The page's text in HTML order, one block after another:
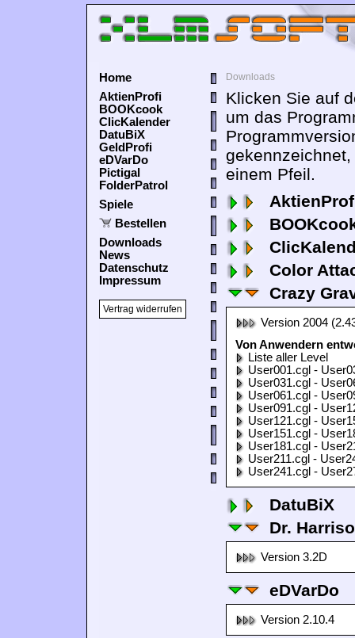
Home
AktienProfi
BOOKcook
ClicKalender
DatuBiX
GeldProfi
eDVarDo
Pictigal
FolderPatrol
Spiele
Bestellen
Downloads
News
Datenschutz
Impressum
Vertrag widerrufen
Downloads
Klicken Sie auf
um das
einem Pfeil.
Color
Crazy
Version 2004
Von Anwendern
Liste aller Level
User001.cgl -
User031.cgl -
User061.cgl -
User091.cgl -
User121.cgl -
User151.cgl -
User181.cgl -
User211.cgl -
User241.cgl -
DatuBiX
Dr.
Version 3.2D
eDVarDo
Version 2.10.4